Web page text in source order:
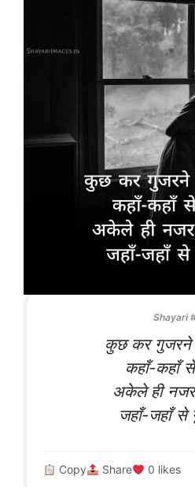
Shayari
कुछ कर गुजरने
कहाँ-कहाँ
अकेले ही
जहाँ-जहाँ से
Copy Share 0 likes